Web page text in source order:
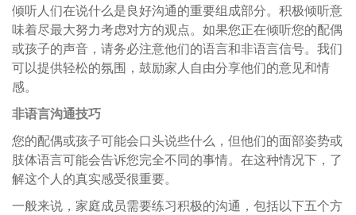
倾听人们在说什么是良好沟通的重要组成部分。积极倾听意
味着尽最大努力考虑对方的观点。如果您正在倾听您的配偶
或孩子的声音，请务必注意他们的语言和非语言信号。我们
可以提供轻松的氛围，鼓励家人自由分享他们的意见和情
感。
非语言沟通技巧
您的配偶或孩子可能会口头说些什么，但他们的面部姿势或
肢体语言可能会告诉您完全不同的事情。在这种情况下，了
解这个人的真实感受很重要。
一般来说，家庭成员需要练习积极的沟通，包括以下五个方